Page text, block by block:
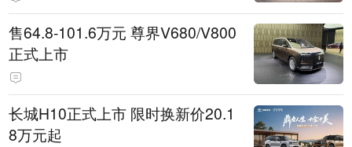
售64.8-101.6万元 尊界V680/V800
正式上市
长城H10正式上市 限时换新价20.1
8万元起